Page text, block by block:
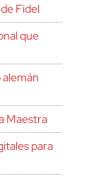
Fidel
que
Maestra
para